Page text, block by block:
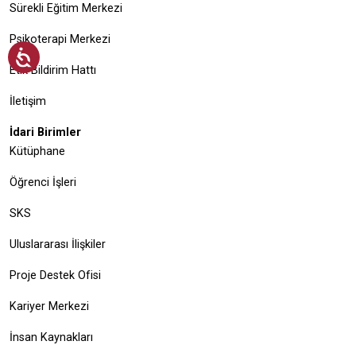
Sürekli Eğitim Merkezi
Psikoterapi Merkezi
Etik Bildirim Hattı
İletişim
İdari Birimler
Kütüphane
Öğrenci İşleri
SKS
Uluslararası İlişkiler
Proje Destek Ofisi
Kariyer Merkezi
İnsan Kaynakları